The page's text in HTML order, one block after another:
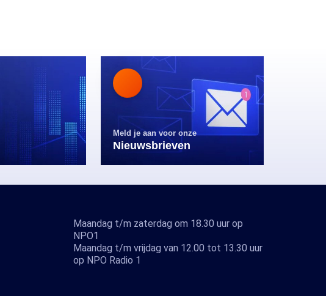
Meld je aan voor onze
Nieuwsbrieven
Maandag t/m zaterdag om 18.30 uur op
NPO1
Maandag t/m vrijdag van 12.00 tot 13.30 uur
op NPO Radio 1